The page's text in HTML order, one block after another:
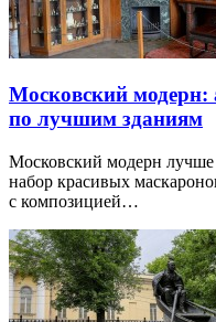
Московский
по лучшим зданиям
Московский модерн лучше
набор красивых
с композицией…